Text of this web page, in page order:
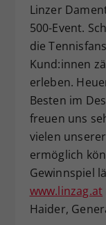
Linzer
500-Event.
die
Kund:innen
erleben.
Besten im
freuen uns
vielen
ermöglich
Gewinnspiel
www.linzag.at
Haider,